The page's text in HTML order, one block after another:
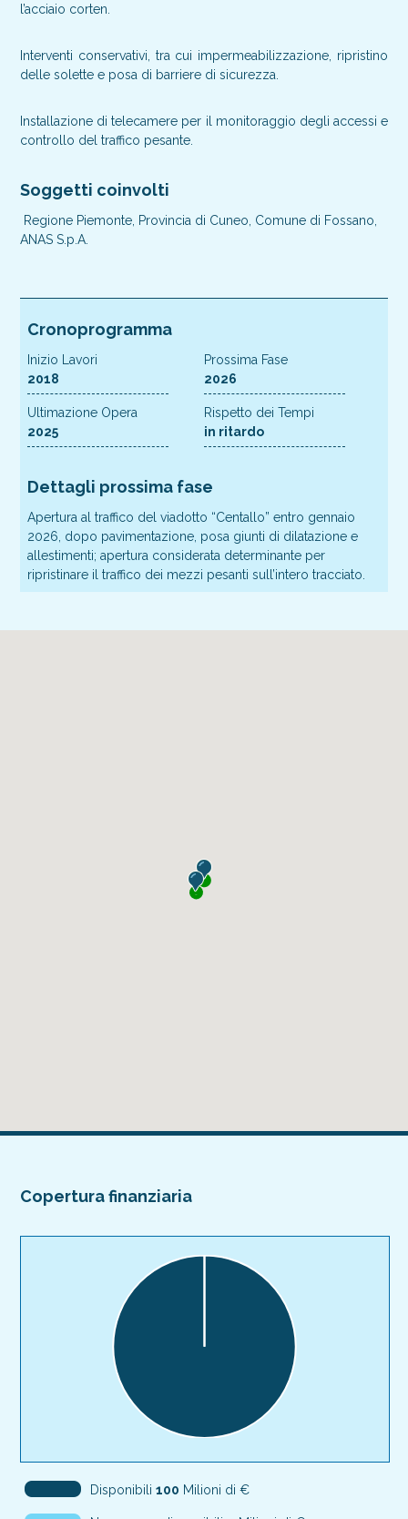
l’acciaio corten.
Interventi conservativi, tra cui impermeabilizzazione, ripristino
delle solette e posa di barriere di sicurezza.
Installazione di telecamere per il monitoraggio degli accessi e
controllo del traffico pesante.
Soggetti coinvolti
Regione Piemonte, Provincia di Cuneo, Comune di Fossano,
ANAS S.p.A.
Cronoprogramma
Inizio Lavori
2018
Prossima Fase
2026
Ultimazione Opera
2025
Rispetto dei Tempi
in ritardo
Dettagli prossima fase
Apertura al traffico del viadotto “Centallo” entro gennaio
2026, dopo pavimentazione, posa giunti di dilatazione e
allestimenti; apertura considerata determinante per
ripristinare il traffico dei mezzi pesanti sull’intero tracciato.
Copertura finanziaria
Disponibili100 Milioni di €